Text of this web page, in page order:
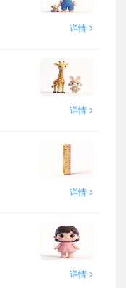
详情 >
详情 >
详情 >
详情 >